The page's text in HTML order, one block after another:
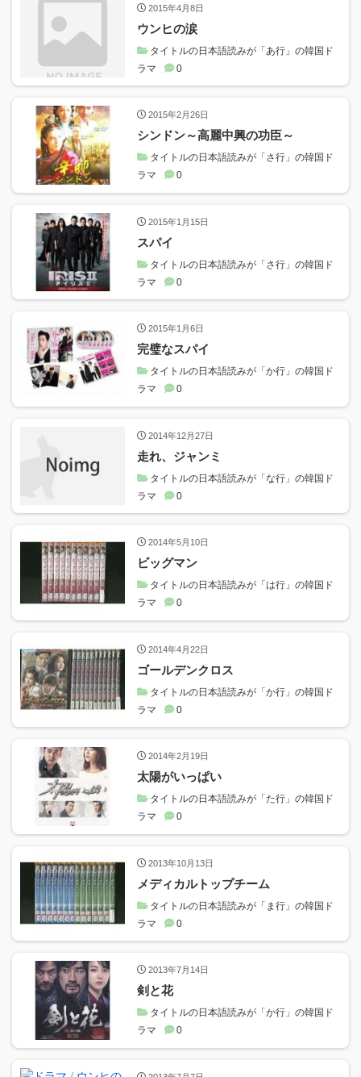
2015年4月8日
ウンヒの涙
タイトルの日本語読みが「あ行」の韓国ド
ラマ
0
2015年2月26日
シンドン～高麗中興の功臣～
タイトルの日本語読みが「さ行」の韓国ド
ラマ
0
2015年1月15日
スパイ
タイトルの日本語読みが「さ行」の韓国ド
ラマ
0
2015年1月6日
完璧なスパイ
タイトルの日本語読みが「か行」の韓国ド
ラマ
0
2014年12月27日
走れ、ジャンミ
タイトルの日本語読みが「な行」の韓国ド
ラマ
0
2014年5月10日
ビッグマン
タイトルの日本語読みが「は行」の韓国ド
ラマ
0
2014年4月22日
ゴールデンクロス
タイトルの日本語読みが「か行」の韓国ド
ラマ
0
2014年2月19日
太陽がいっぱい
タイトルの日本語読みが「た行」の韓国ド
ラマ
0
2013年10月13日
メディカルトップチーム
タイトルの日本語読みが「ま行」の韓国ド
ラマ
0
2013年7月14日
剣と花
タイトルの日本語読みが「か行」の韓国ド
ラマ
0